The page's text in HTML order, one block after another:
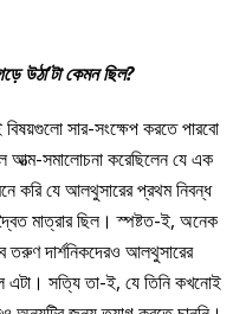
উঠা’টা কেমন ছিল?
সার-সংক্ষেপ করতে পারবো
সমালোচনা করেছিলেন যে এক
করি যে আলথুসারের প্রথম নিবন্ধ
মাত্রার ছিল। স্পষ্টত-ই, অনেক
তরুণ দার্শনিকদেরও আলথুসারের
এটা। সত্যি তা-ই, যে তিনি কখনোই